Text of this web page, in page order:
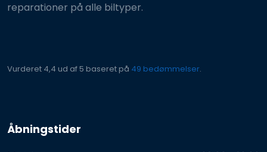
reparationer på alle biltyper.
Vurderet 4,4 ud af 5 baseret på 49 bedømmelser.​
Åbningstider​